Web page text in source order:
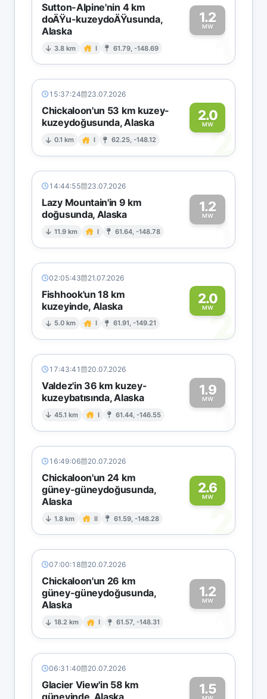
Sutton-Alpine'nin 4 km
doÄŸu-kuzeydoÄŸusunda,
Alaska
3.8 km I 61.79, -148.69
1.2
MW
1
15:37:24 23.07.2026
Chickaloon'un 53 km kuzey-
kuzeydoğusunda, Alaska
0.1 km I 62.25, -148.12
2.0
MW2
14:44:55 23.07.2026
Lazy Mountain'in 9 km
doğusunda, Alaska
11.9 km I 61.64, -148.78
1.2
MW1
02:05:43 21.07.2026
Fishhook'un 18 km
kuzeyinde, Alaska
5.0 km I 61.91, -149.21
2.0
MW2
17:43:41 20.07.2026
Valdez'in 36 km kuzey-
kuzeybatısında, Alaska
45.1 km I 61.44, -146.55
1.9
MW1
16:49:06 20.07.2026
Chickaloon'un 24 km
güney-güneydoğusunda,
Alaska
1.8 km II 61.59, -148.28
2.6
MW
2
07:00:18 20.07.2026
Chickaloon'un 26 km
güney-güneydoğusunda,
Alaska
18.2 km I 61.57, -148.31
1.2
MW
1
06:31:40 20.07.2026
Glacier View'in 58 km
güneyinde, Alaska
1.5